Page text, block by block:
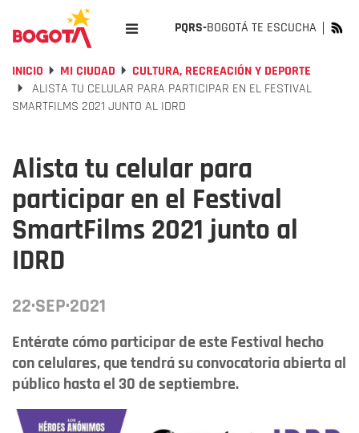
PQRS-BOGOTÁ TE ESCUCHA
INICIO MI CIUDAD
CULTURA, RECREACIÓN Y DEPORTE
ALISTA TU CELULAR PARA PARTICIPAR EN EL FESTIVAL
SMARTFILMS 2021 JUNTO AL IDRD
Alista tu celular para
participar en el Festival
SmartFilms 2021 junto al
IDRD
22·SEP·2021
Entérate cómo participar de este Festival hecho
con celulares, que tendrá su convocatoria abierta al
público hasta el 30 de septiembre.